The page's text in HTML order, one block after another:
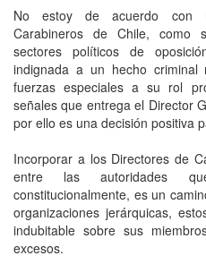
No estoy de acuerdo con
Carabineros de Chile, como
sectores políticos de
indignada a un hecho
fuerzas especiales a su rol
señales que entrega el Director
por ello es una decisión positiva
Incorporar a los Directores de
entre las autoridades
constitucionalmente, es un
organizaciones jerárquicas,
indubitable sobre sus
excesos.